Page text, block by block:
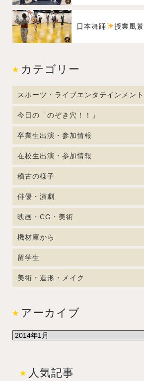
日本舞踊 授業風景
カテゴリー
スポーツ・ライブエンタテインメント
今日の「のぞき穴！！」
卒業生出演・参加情報
在校生出演・参加情報
稽古の様子
俳優・演劇
映画・CG・美術
機材庫から
留学生
美術・造形・メイク
アーカイブ
人気記事